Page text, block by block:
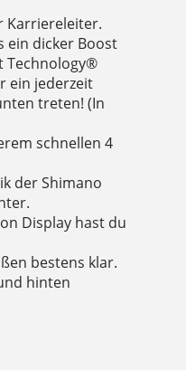
Karriereleiter.
ein dicker Boost
Technology®
ein jederzeit
treten! (In
schnellen 4
der Shimano
Display hast du
bestens klar.
hinten